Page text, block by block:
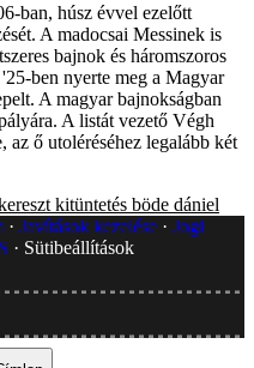
ban, húsz évvel ezelőtt
A madocsai Messinek is
bajnok és háromszoros
ben nyerte meg a Magyar
A magyar bajnokságban
A listát vezető Végh
az ő utoléréséhez legalább két
kitüntetés böde dániel
Javítások kezelése
Jogi
Sütibeállítások